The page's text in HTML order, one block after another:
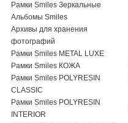
Рамки Smiles Зеркальные
Альбомы Smiles
Архивы для хранения
фотографий
Рамки Smiles METAL LUXE
Рамки Smiles КОЖА
Рамки Smiles POLYRESIN
CLASSIC
Рамки Smiles POLYRESIN
INTERIOR